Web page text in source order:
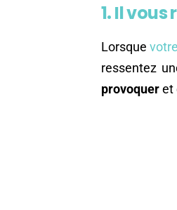
1. Il
Lorsque
ressentez
provoqueret